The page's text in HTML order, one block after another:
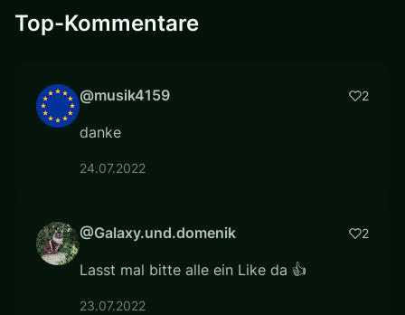
Top-Kommentare
@musik4159 2
danke
24.07.2022
@Galaxy.und.domenik 2
Lasst mal bitte alle ein Like da 👍
23.07.2022